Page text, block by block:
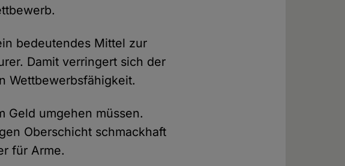
bedeutendes Mittel zur
Damit verringert sich der
Wettbewerbsfähigkeit.
Geld umgehen müssen.
Oberschicht schmackhaft
für Arme.